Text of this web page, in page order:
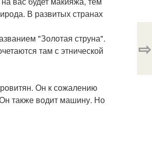
В развитых странах
"Золотая струна".
там с этнической
Он к сожалению
также водит машину. Но
⇨